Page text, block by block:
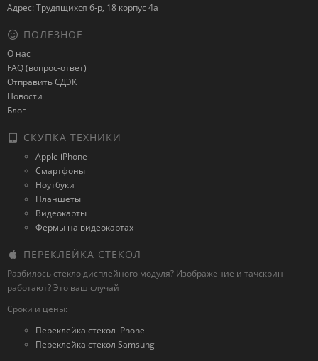
Адрес: Трудящихся б-р, 18 корпус 4а
ПОЛЕЗНОЕ
О нас
FAQ (вопрос-ответ)
Отправить СДЭК
Новости
Блог
СКУПКА ТЕХНИКИ
Apple iPhone
Смартфоны
Ноутбуки
Планшеты
Видеокарты
Фермы на видеокартах
ПЕРЕКЛЕЙКА СТЕКОЛ
Разбилось стекло дисплейного модуля? Изображение и тачскрин
работают? Это ваш случай
Сроки и цены:
Переклейка стекол iPhone
Переклейка стекол Samsung